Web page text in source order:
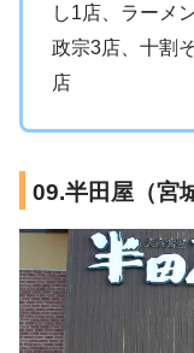
し1店、ラーメ
政宗3店、十割
店
09.半田屋（宮